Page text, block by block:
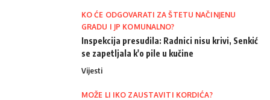
KO ĆE ODGOVARATI ZA ŠTETU NAČINJENU
GRADU I JP KOMUNALNO?
Inspekcija presudila: Radnici nisu krivi, Senkić
se zapetljala k'o pile u kučine
Vijesti
MOŽE LI IKO ZAUSTAVITI KORDIĆA?